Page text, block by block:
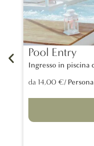
Pool Entry
Ingresso in
da 14,00 €/ Persona